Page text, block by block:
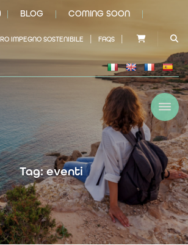
BLOG COMING SOON
IMPEGNO SOSTENIBILE FAQS
Tag: eventi